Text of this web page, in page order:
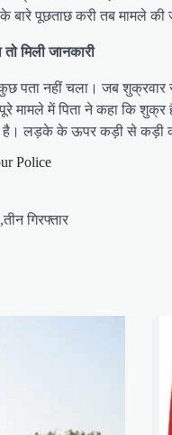
के बारे पूछताछ करी तब मामले
मिली जानकारी
नहीं चला। जब शुक्रवार
मामले में पिता ने कहा कि शुक्र
है। लड़के के ऊपर कड़ी से कड़ी
Police
गिरफ्तार